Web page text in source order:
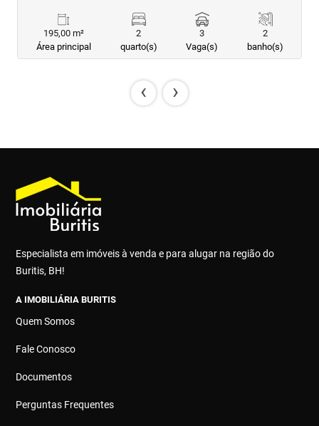
195,00 m²
Área principal
2
quarto(s)
3
Vaga(s)
2
banho(s)
‹ ›
Especialista em imóveis à venda e para alugar na região do
Buritis, BH!
A IMOBILIÁRIA BURITIS
Quem Somos
Fale Conosco
Documentos
Perguntas Frequentes